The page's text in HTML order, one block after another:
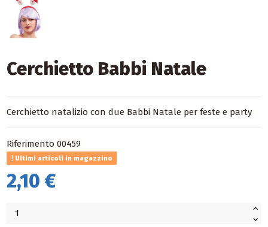
Cerchietto Babbi Natale
Cerchietto natalizio con due Babbi Natale per feste e party
Riferimento 00459
Ultimi articoli in magazzino
2,10 €